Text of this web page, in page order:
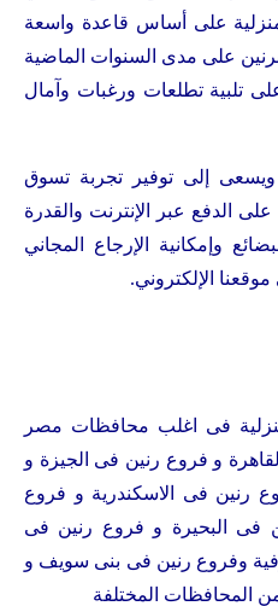
على أساس قاعدة واسعة
برنين على مدى السنوات الماضية
تلبية تطلعات ورغبات وآمال
ويسعى إلى توفير تجربة تسوق
الدفع عبر الإنترنت والقدرة
وإمكانية الإرجاع المجاني
الإلكتروني.
فى اغلب محافظات مصر
و فروع رنين فى الجيزة و
رنين فى الاسكندرية و فروع
فى البحيرة و فروع رنين فى
وفروع رنين فى بنى سويف و
المحافظات المختلفة